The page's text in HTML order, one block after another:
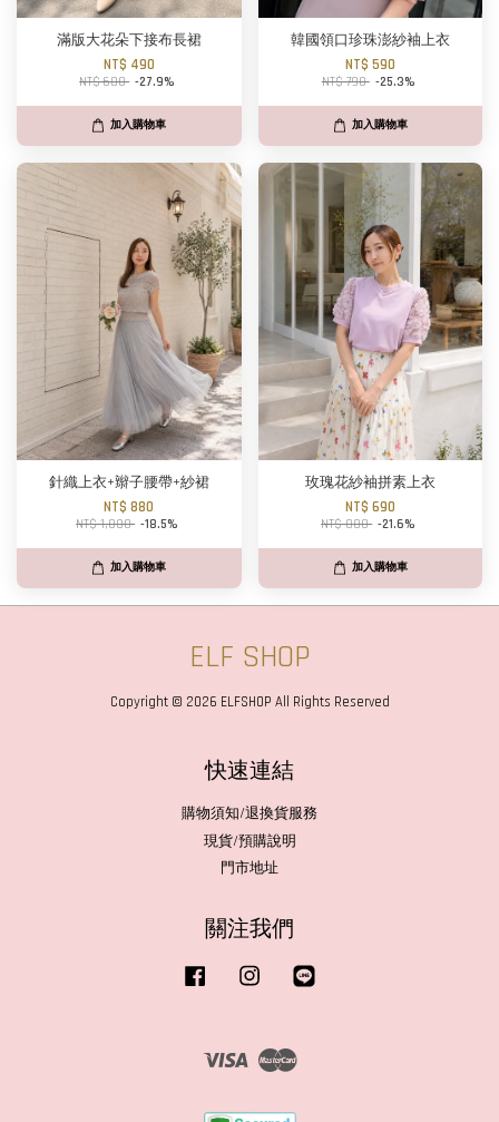
滿版大花朵下接布長裙
NT$ 490
NT$ 680 -27.9%
加入購物車
韓國領口珍珠澎紗袖上衣
NT$ 590
NT$ 790 -25.3%
加入購物車
針織上衣+辮子腰帶+紗裙
NT$ 880
NT$ 1,080 -18.5%
加入購物車
玫瑰花紗袖拼素上衣
NT$ 690
NT$ 880 -21.6%
加入購物車
ELF SHOP
Copyright © 2026 ELFSHOP All Rights Reserved
快速連結
購物須知/退換貨服務
現貨/預購說明
門市地址
關注我們
Facebook Instagram
Visa Master